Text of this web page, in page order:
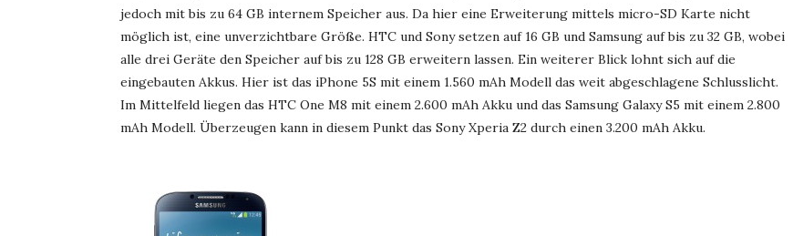
jedoch mit bis zu 64 GB internem Speicher aus. Da hier eine Erweiterung mittels micro-SD Karte nicht
möglich ist, eine unverzichtbare Größe. HTC und Sony setzen auf 16 GB und Samsung auf bis zu 32 GB, wobei
alle drei Geräte den Speicher auf bis zu 128 GB erweitern lassen. Ein weiterer Blick lohnt sich auf die
eingebauten Akkus. Hier ist das iPhone 5S mit einem 1.560 mAh Modell das weit abgeschlagene Schlusslicht.
Im Mittelfeld liegen das HTC One M8 mit einem 2.600 mAh Akku und das Samsung Galaxy S5 mit einem 2.800
mAh Modell. Überzeugen kann in diesem Punkt das Sony Xperia Z2 durch einen 3.200 mAh Akku.